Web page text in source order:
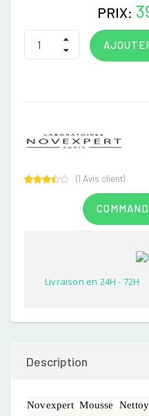
PRIX:
(1 Avis client)
Livraison en 24H - 72H
Description
Novexpert Mousse